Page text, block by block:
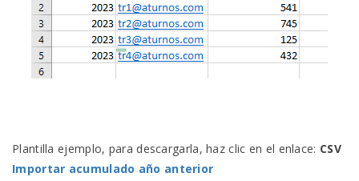
Plantilla ejemplo, para descargarla, haz clic en el enlace: CSV
Importar acumulado año anterior